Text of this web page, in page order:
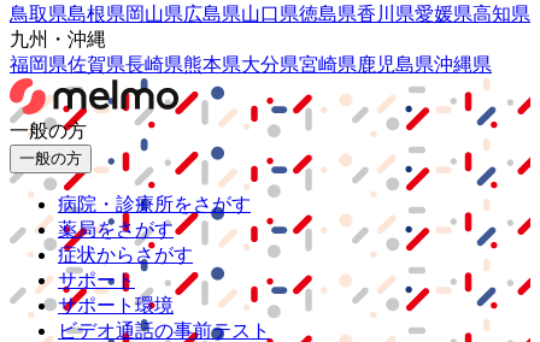
鳥取県島根県岡山県広島県山口県徳島県香川県愛媛県高知県
九州・沖縄
福岡県佐賀県長崎県熊本県大分県宮崎県鹿児島県沖縄県
一般の方
一般の方
病院・診療所をさがす
薬局をさがす
症状からさがす
サポート
サポート環境
ビデオ通話の事前テスト